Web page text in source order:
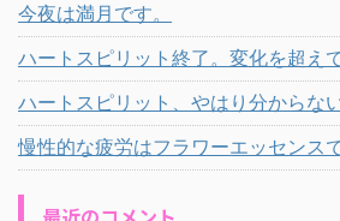
今夜は満月です。
ハートスピリット終了。変化を超えて
ハートスピリット、やはり分からな
慢性的な疲労はフラワーエッセンス